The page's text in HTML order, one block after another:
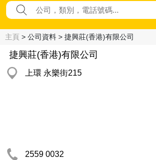
主頁 > 公司資料 > 捷興莊(香港)有限公司
捷興莊(香港)有限公司
上環 永樂街215
2559 0032